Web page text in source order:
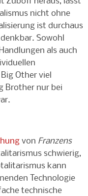
nicht ohne
ist durchaus
Sowohl
als auch
Other viel
Brother nur bei
von Franzens
schwierig,
kann
Technologie
technische